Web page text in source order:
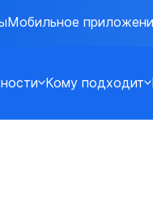
Мобильное
Кому подходит